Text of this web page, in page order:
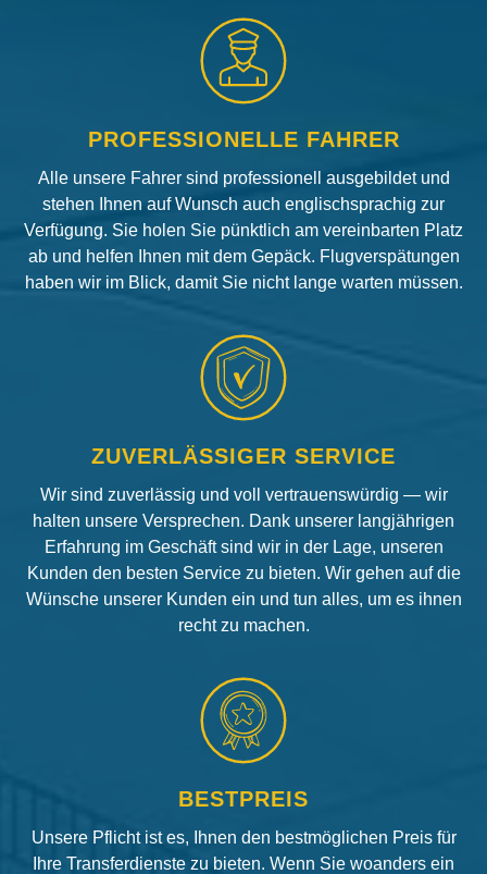
PROFESSIONELLE FAHRER
Alle unsere Fahrer sind professionell ausgebildet und
stehen Ihnen auf Wunsch auch englischsprachig zur
Verfügung. Sie holen Sie pünktlich am vereinbarten Platz
ab und helfen Ihnen mit dem Gepäck. Flugverspätungen
haben wir im Blick, damit Sie nicht lange warten müssen.
ZUVERLÄSSIGER SERVICE
Wir sind zuverlässig und voll vertrauenswürdig — wir
halten unsere Versprechen. Dank unserer langjährigen
Erfahrung im Geschäft sind wir in der Lage, unseren
Kunden den besten Service zu bieten. Wir gehen auf die
Wünsche unserer Kunden ein und tun alles, um es ihnen
recht zu machen.
BESTPREIS
Unsere Pflicht ist es, Ihnen den bestmöglichen Preis für
Ihre Transferdienste zu bieten. Wenn Sie woanders ein